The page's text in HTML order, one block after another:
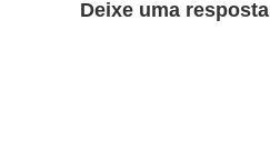
Deixe uma resposta